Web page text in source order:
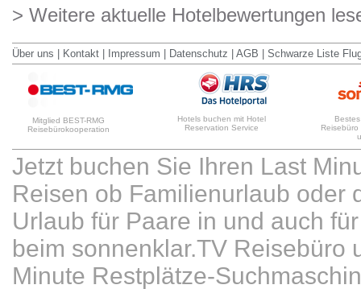
> Weitere aktuelle Hotelbewertungen
Über uns Kontakt Impressum Datenschutz AGB Schwarze Liste
Mitglied BEST-RMG
Reisebürokooperation
Hotels buchen mit Hotel
Reservation Service
Jetzt buchen Sie Ihren Last
Reisen ob Familienurlaub oder
Urlaub für Paare in und auch
beim sonnenklar.TV Reisebüro
Minute Restplätze-